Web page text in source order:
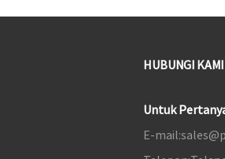
HUBUNGI KAMI
Untuk
E-mail: